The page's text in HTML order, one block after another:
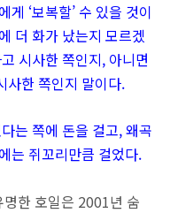
게 ‘보복할’ 수 있을 것이
더 화가 났는지 모르겠
시사한 쪽인지, 아니면
사한 쪽인지 말이다.
는 쪽에 돈을 걸고, 왜곡
는 쥐꼬리만큼 걸었다.
한 호일은 2001년 숨